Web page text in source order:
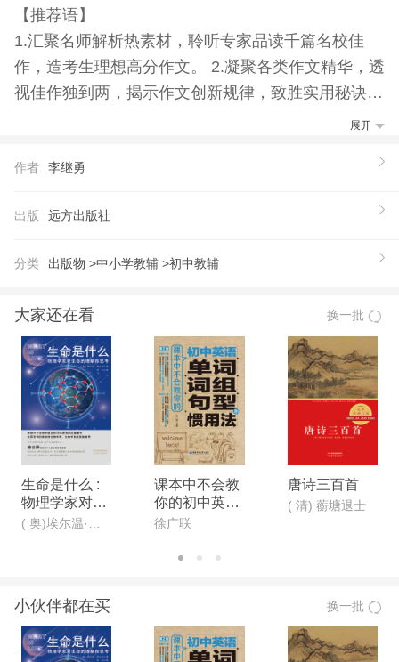
【推荐语】
1.汇聚名师解析热素材，聆听专家品读千篇名校佳
作，造考生理想高分作文。 2.凝聚各类作文精华，透
视佳作独到两，揭示作文创新规律，致胜实用秘诀；
展开
作者 李继勇
出版 远方出版社
分类 出版物 >中小学教辅 >初中教辅
大家还在看 换一批
生命是什么 :
物理学家对生
命的理解和思
( 奥)埃尔温·薛定谔
课本中不会教
你的初中英语
单词、词组、
(第2版)
徐广联
唐诗三百首
( 清) 蘅塘退士
小伙伴都在买 换一批